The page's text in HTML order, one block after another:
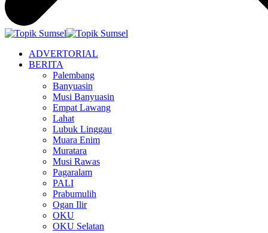
ADVERTORIAL
BERITA
Palembang
Banyuasin
Musi Banyuasin
Empat Lawang
Lahat
Lubuk Linggau
Muara Enim
Muratara
Musi Rawas
Pagaralam
PALI
Prabumulih
Ogan Ilir
OKU
OKU Selatan